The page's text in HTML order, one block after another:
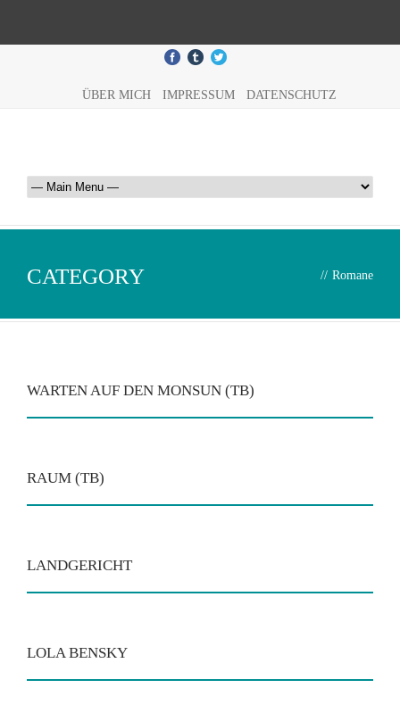
ÜBER MICH IMPRESSUM DATENSCHUTZ
CATEGORY // Romane
WARTEN AUF DEN MONSUN (TB)
RAUM (TB)
LANDGERICHT
LOLA BENSKY